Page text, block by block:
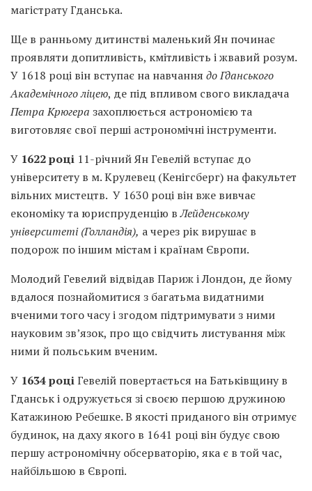
магістрату Гданська.
Ще в ранньому дитинстві маленький Ян починає
проявляти допитливість, кмітливість і жвавий розум.
У 1618 році він вступає на навчання до Гданського
Академічного ліцею, де під впливом свого викладача
Петра Крюгера захоплюється астрономією та
виготовляє свої перші астрономічні інструменти.
У 1622 році 11-річний Ян Гевелій вступає до
університету в м. Крулевец (Кенігсберг) на факультет
вільних мистецтв. У 1630 році він вже вивчає
економіку та юриспруденцію вЛейденському
університеті (Голландія), а через рік вирушає в
подорож по іншим містам і країнам Європи.
Молодий Гевелий відвідав Париж і Лондон, де йому
вдалося познайомитися з багатьма видатними
вченими того часу і згодом підтримувати з ними
науковим зв’язок, про що свідчить листування між
ними й польським вченим.
У 1634 роціГевелій повертається на Батьківщину в
Гданськ і одружується зі своєю першою дружиною
Катажиною Ребешке. В якості приданого він отримує
будинок, на даху якого в 1641 році він будує свою
першу астрономічну обсерваторію, яка є в той час,
найбільшою в Європі.